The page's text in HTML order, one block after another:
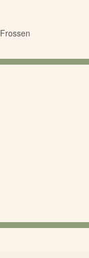
Frossen